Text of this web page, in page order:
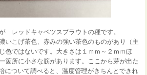
レッドキャベツスプラウトの種です。
いこげ茶色、赤みの強い茶色のものがあり（主
色ではないです。大きさは１ｍｍ～２ｍｍほ
箇所に小さな筋があります。ここから芽が出た
について調べると、温度管理がきちんとできれ